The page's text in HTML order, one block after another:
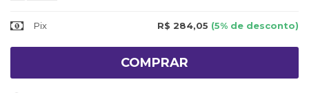
Pix R$ 284,05 (5% de desconto)
COMPRAR